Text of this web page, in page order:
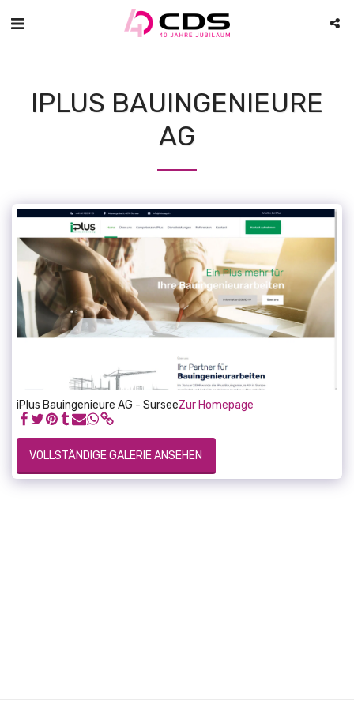
IPLUS BAUINGENIEURE
AG
iPlus Bauingenieure AG - SurseeZur Homepage
VOLLSTÄNDIGE GALERIE ANSEHEN